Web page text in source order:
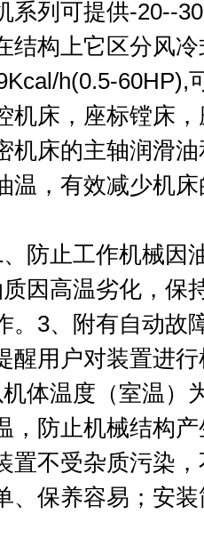
系列可提供-20--30
结构上它区分风
h(0.5-60HP),
机床，座标镗床
机床的主轴润滑
温，有效减少机
防止工作机械因
因高温劣化，保
。3、附有自动故
醒用户对装置进
体温度（室温）
，防止机械结构
置不受杂质污染
、保养容易；安